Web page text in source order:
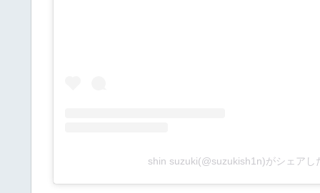
shin suzuki(@suzukish1n)がシェアし